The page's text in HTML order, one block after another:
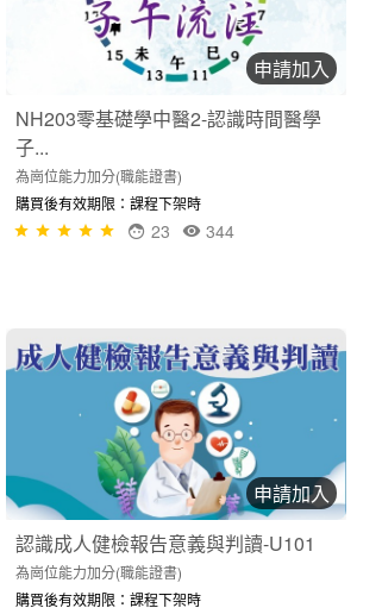
申請加入
NH203零基礎學中醫2-認識時間醫學
子...
為崗位能力加分(職能證書)
購買後有效期限：課程下架時
344
23
申請加入
認識成人健檢報告意義與判讀-U101
為崗位能力加分(職能證書)
購買後有效期限：課程下架時